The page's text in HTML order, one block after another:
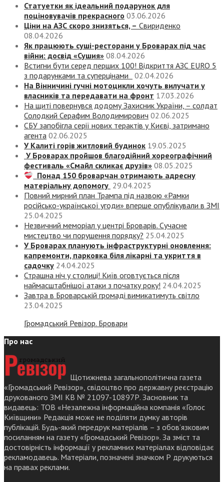
Статуетки як ідеальний подарунок для
поціновувачів прекрасного 03.06.2026
Ціни на АЗС скоро знизяться, – Свириденко
08.04.2026
Як працюють суші-ресторани у Броварах під час
війни: досвід «Сушия» 08.04.2026
Встигни бути серед перших 100! Відкриття АЗС EURO 5
з подарунками та суперцінами
02.04.2026
На Вінничині гучні мотоцикли хочуть вилучати у
власників та передавати на фронт 17.03.2026
На щиті повернувся додому Захисник України, – солдат
Солодкий Серафим Володимирович 02.06.2025
СБУ запобігла серії нових терактів у Києві, затримано
агента 02.06.2025
У Калиті горів житловий будинок 19.05.2025
У Броварах пройшов благодійний хореографічний
фестиваль «Смайл скликає друзів» 08.05.2025
Понад 150 броварчан отримають адресну
матеріальну допомогу 29.04.2025
Повний мирний план Трампа під назвою «‎Рамки
російсько-української угоди» вперше опублікували в ЗМІ
25.04.2025
Незвичний меморіал у центрі Броварів. Сучасне
мистецтво чи порушення порядку? 25.04.2025
У Броварах планують інфраструктурні оновлення:
капремонти, парковка біля лікарні та укриття в
садочку 24.04.2025
Страшна ніч у столиці! Київ оговтується після
наймасштабнішої атаки з початку року! 24.04.2025
Завтра в Броварській громаді вимикатимуть світло
23.04.2025
Громадський Ревізор. Бровари
Про нас
Щотижнева загальнополітична газета
«Громадський Ревізор», свідоцтво про державну реєстрацію
друкованого ЗМІ КВ № 21097-10897Р. Засновник та
видавець: ТОВ «Незалежна інформаційна компанія «Голос
Київщини» Редакція може не поділяти думку авторів
публікацій. Будь-який передрук матеріалів – з обов’язковим
посиланням на газету «Громадський Ревізор». За зміст та
достовірність інформації у рекламних матеріалах відповідає
рекламодавець. Матеріали, позначені значком Р друкуються
на правах реклами.